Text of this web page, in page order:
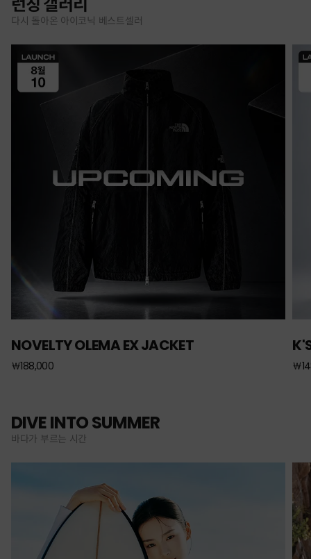
런칭 갤러리
다시 돌아온 아이코닉 베스트셀러
NOVELTY OLEMA EX JACKET
￦188,000 ￦
DIVE INTO SUMMER
바다가 부르는 시간